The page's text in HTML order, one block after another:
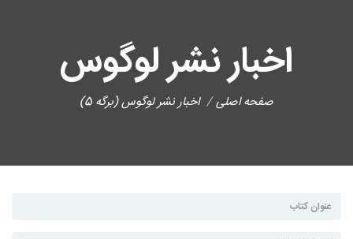
اخبار نشر لوگوس
صفحه اصلی اخبار نشر لوگوس (برگه 5)